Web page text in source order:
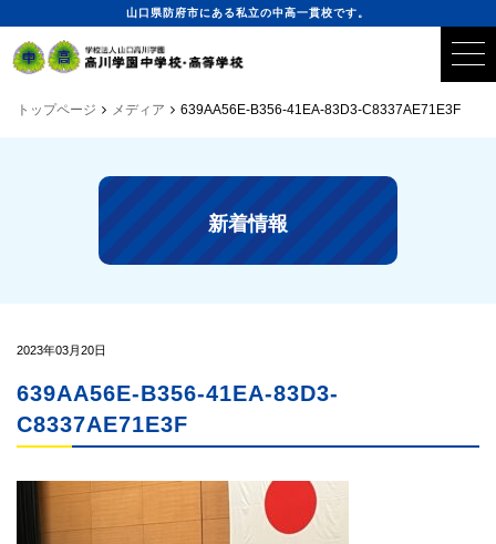
山口県防府市にある私立の中高一貫校です。
トップページ メディア 639AA56E-B356-41EA-83D3-C8337AE71E3F
新着情報
2023年03月20日
639AA56E-B356-41EA-83D3-
C8337AE71E3F